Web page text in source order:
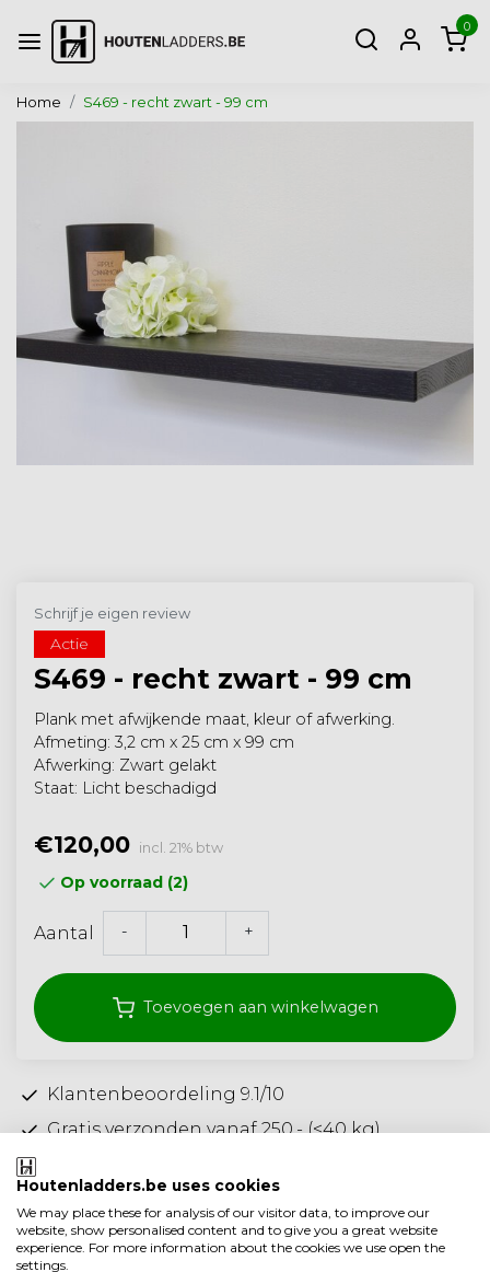
0
Home S469 - recht zwart - 99 cm
Schrijf je eigen review
Actie
S469 - recht zwart - 99 cm
Plank met afwijkende maat, kleur of afwerking.
Afmeting: 3,2 cm x 25 cm x 99 cm
Afwerking: Zwart gelakt
Staat: Licht beschadigd
€120,00 incl. 21% btw
Op voorraad (2)
Aantal - +
Toevoegen aan winkelwagen
Klantenbeoordeling 9.1/10
Gratis verzonden vanaf 250,- (<40 kg)
Toevoegen aan vergelijking
Productomschrijving
Houtenladders.be uses cookies
We may place these for analysis of our visitor data, to improve our
website, show personalised content and to give you a great website
experience. For more information about the cookies we use open the
settings.